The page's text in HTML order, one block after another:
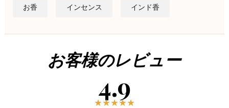
お香 インセンス インド香
お客様のレビュー
4.9
★★★★★